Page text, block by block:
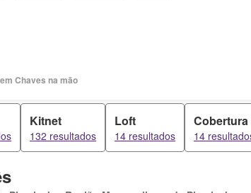
Chaves na mão
Kitnet
132 resultados
Loft
14 resultados
Cobertura
14